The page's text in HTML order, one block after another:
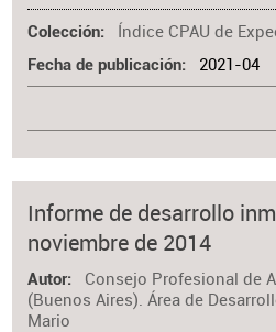
Colección Índice CPAU de
Fecha de publicación 2021-04
Informe de desarrollo
noviembre de 2014
Autor
Consejo Profesional de
(Buenos Aires). Área de
Mario